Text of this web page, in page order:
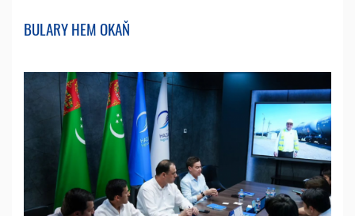
BULARY HEM OKAŇ